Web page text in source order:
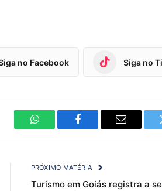
no Facebook Siga no
WhatsAppFacebook Email
PRÓXIMO MATÉRIA
Turismo em Goiás registra a